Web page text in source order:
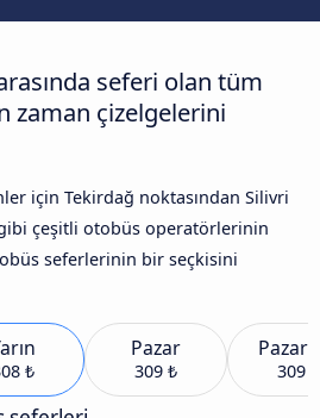
seferi olan tüm
zaman çizelgelerini
için Tekirdağ noktasından Silivri
çeşitli otobüs operatörlerinin
seferlerinin bir seçkisini
₺
Pazar
309 ₺ 309 ₺